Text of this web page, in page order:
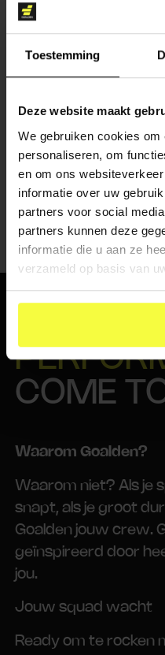
Toestemming
Deze website maakt
We gebruiken cookies
personaliseren, om
en om ons
informatie over uw
partners voor social
partners kunnen deze
informatie die u aan ze
verzameld op basis van
CONTENT
WHERE
COME
Waarom Goalden?
Waarom niet? Als je
snapt, als je groot
Goalden jouw crew.
geïnspireerd door
jou.
Jouw squad wacht
Ready om te rocken